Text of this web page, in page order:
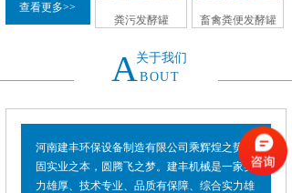
查看更多>>
粪污发酵罐 畜禽粪便发酵罐
关于我们
ABOUT
河南建丰环保设备制造有限公司乘辉煌之势，
固实业之本，圆腾飞之梦。建丰机械是一家实
力雄厚、技术专业、品质有保障、综合实力雄